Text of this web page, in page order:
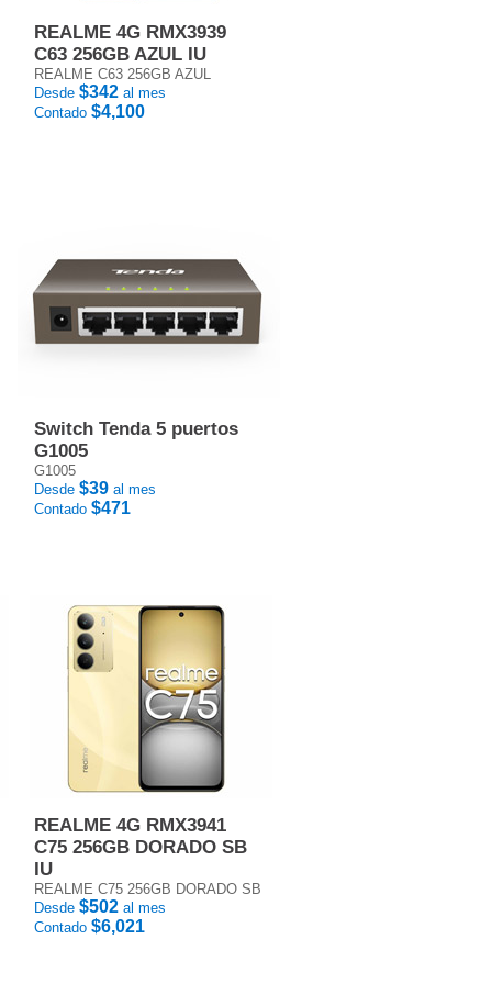
REALME 4G RMX3939
C63 256GB AZUL IU
REALME C63 256GB AZUL
Desde $342 al mes
Contado $4,100
Switch Tenda 5 puertos
G1005
G1005
Desde $39 al mes
Contado $471
REALME 4G RMX3941
C75 256GB DORADO SB
IU
REALME C75 256GB DORADO SB
Desde $502 al mes
Contado $6,021